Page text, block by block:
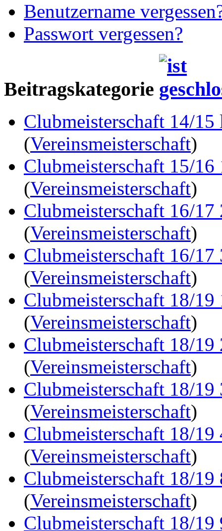
Benutzername
Passwort vergessen?
Beitragskategorie
Clubmeisterschaft 14/15
(Vereinsmeisterschaft)
Clubmeisterschaft 15/16
(Vereinsmeisterschaft)
Clubmeisterschaft 16/17
(Vereinsmeisterschaft)
Clubmeisterschaft 16/17
(Vereinsmeisterschaft)
Clubmeisterschaft 18/19
(Vereinsmeisterschaft)
Clubmeisterschaft 18/19
(Vereinsmeisterschaft)
Clubmeisterschaft 18/19
(Vereinsmeisterschaft)
Clubmeisterschaft 18/19
(Vereinsmeisterschaft)
Clubmeisterschaft 18/19
(Vereinsmeisterschaft)
Clubmeisterschaft 18/19